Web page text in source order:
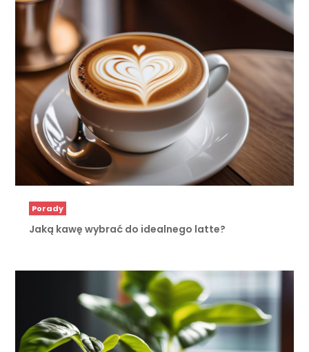
Porady
Jaką kawę wybrać do idealnego latte?